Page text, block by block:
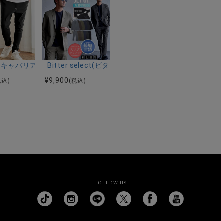
バンドカラー半袖シャツ＆イージーパンツ/全2色
袖Tシャツ/全4色
ャバリア)ストレッチジョッパーパンツ/全4色
)
Bitter select(ビターセレクト)接触冷感スーパース
¥9,900 (税込)
FOLLOW US